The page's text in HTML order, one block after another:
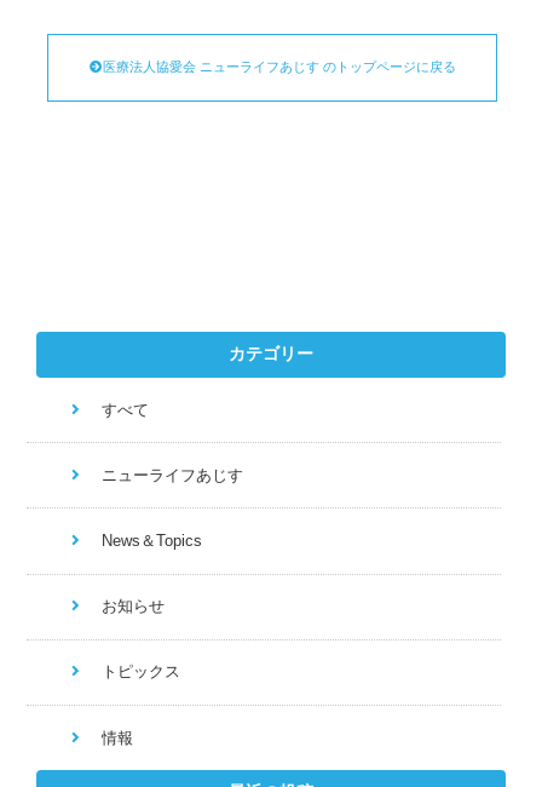
医療法人協愛会 ニューライフあじす のトップページに戻る
カテゴリー
すべて
ニューライフあじす
News＆Topics
お知らせ
トピックス
情報